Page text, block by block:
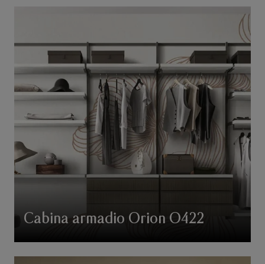
Cabina armadio Orion O422